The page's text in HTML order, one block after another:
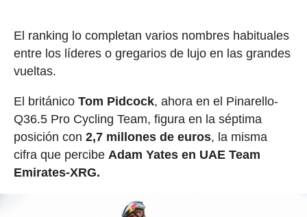
El ranking lo completan varios nombres habituales
entre los líderes o gregarios de lujo en las grandes
vueltas.
El británico Tom Pidcock, ahora en el Pinarello-
Q36.5 Pro Cycling Team, figura en la séptima
posición con 2,7 millones de euros, la misma
cifra que percibe Adam Yates en UAE Team
Emirates-XRG.